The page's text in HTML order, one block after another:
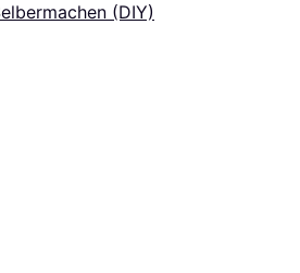
(DIY)